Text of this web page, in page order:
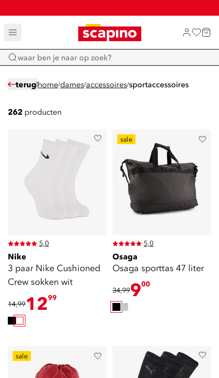
TOT 70% KORTING OP SALE
SHOP NIEUW
Home
terug home/dames/accessoires/sportaccessoires
262 producten
5,0
Nike
3 paar Nike Cushioned
Crew sokken wit
14,991299
sale
5,0
Osaga
Osaga sporttas 47 liter
34,99900
sale